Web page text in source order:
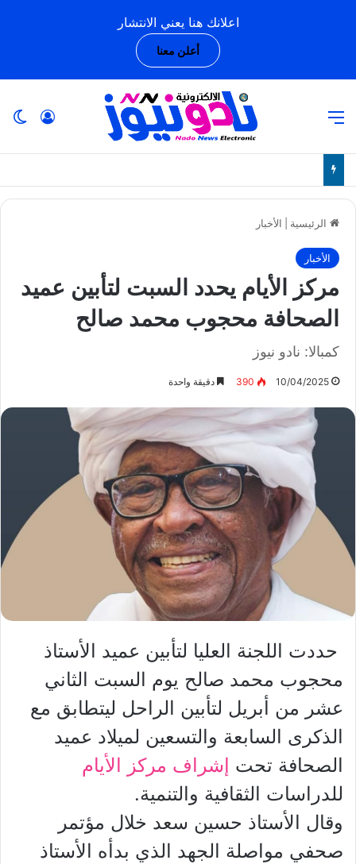
اعلانك هنا يعني الانتشار
أعلن معنا
الرئيسية الأخبار
الأخبار
مركز الأيام يحدد السبت لتأبين عميد
الصحافة محجوب محمد صالح
كمبالا: نادو نيوز
10/04/2025
390 دقيقة واحدة
حددت اللجنة العليا لتأبين عميد الأستاذ
محجوب محمد صالح يوم السبت الثاني
عشر من أبريل لتأبين الراحل ليتطابق مع
الذكرى السابعة والتسعين لميلاد عميد
الصحافة تحت إشراف مركز الأيام
للدراسات الثقافية والتنمية.
وقال الأستاذ حسين سعد خلال مؤتمر
صحفي مواصلة الجهد الذي بدأه الأستاذ